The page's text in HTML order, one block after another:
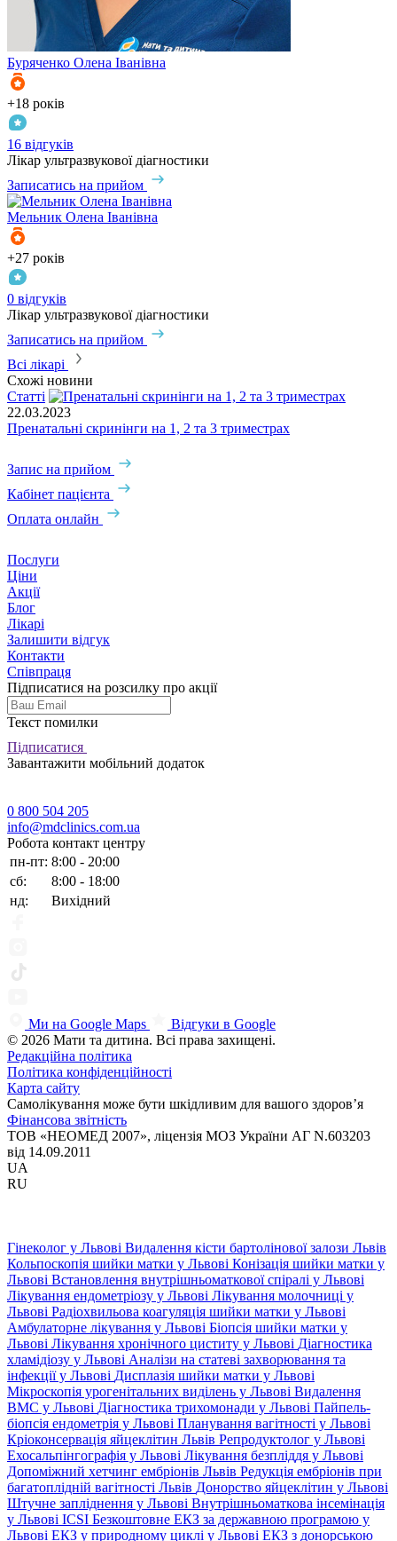
Буряченко Олена Іванівна
+18 років
16 відгуків
Лікар ультразвукової діагностики
Записатись на прийом
Мельник Олена Іванівна
+27 років
0 відгуків
Лікар ультразвукової діагностики
Записатись на прийом
Всі лікарі
Схожі новини
Статті
22.03.2023
Пренатальні скринінги на 1, 2 та 3 триместрах
Запис на прийом
Кабінет пацієнта
Оплата онлайн
Послуги
Ціни
Акції
Блог
Лікарі
Залишити відгук
Контакти
Співпраця
Підписатися на розсилку про акції
Текст помилки
Підписатися
Завантажити мобільний додаток
0 800 504 205
info@mdclinics.com.ua
Робота контакт центру
пн-пт: 8:00 - 20:00
сб:
8:00 - 18:00
нд:
Вихідний
Ми на Google Maps
Відгуки в Google
© 2026 Мати та дитина. Всі права захищені.
Редакційна політика
Політика конфіденційності
Карта сайту
Самолікування може бути шкідливим для вашого здоров’я
Фінансова звітність
ТОВ «НЕОМЕД 2007», ліцензія МОЗ України АГ N.603203
від 14.09.2011
UA
RU
Гінеколог у Львові Видалення кісти бартолінової залози Львів
Кольпоскопія шийки матки у Львові Конізація шийки матки у
Львові Встановлення внутрішньоматкової спіралі у Львові
Лікування ендометріозу у Львові Лікування молочниці у
Львові Радіохвильова коагуляція шийки матки у Львові
Амбулаторне лікування у Львові Біопсія шийки матки у
Львові Лікування хронічного циститу у Львові Діагностика
хламідіозу у Львові Аналізи на статеві захворювання та
інфекції у Львові Дисплазія шийки матки у Львові
Мікроскопія урогенітальних виділень у Львові Видалення
ВМС у Львові Діагностика трихомонади у Львові Пайпель-
біопсія ендометрія у Львові Планування вагітності у Львові
Кріоконсервація яйцеклітин Львів Репродуктолог у Львові
Ехосальпінгографія у Львові Лікування безпліддя у Львові
Допоміжний хетчинг ембріонів Львів Редукція ембріонів при
багатоплідній вагітності Львів Донорство яйцеклітин у Львові
Штучне запліднення у Львові Внутрішньоматкова інсемінація
у Львові ICSI Безкоштовне ЕКЗ за державною програмою у
Львові ЕКЗ у природному циклі у Львові ЕКЗ з донорською